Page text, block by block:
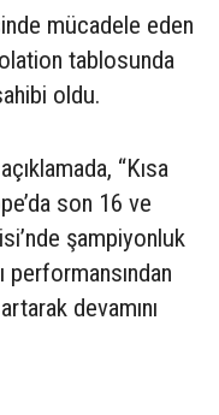
mücadele eden
tablosunda
oldu.
“Kısa
son 16 ve
şampiyonluk
performansından
devamını